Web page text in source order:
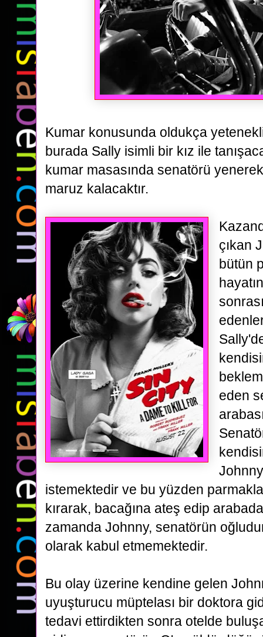
Kumar konusunda oldukça
burada Sally isimli bir kız ile
kumar masasında senatörü
maruz kalacaktır.
çıkan
bütün
eden
istemektedir ve bu yüzden
kırarak, bacağına ateş edip
zamanda Johnny, senatörün
olarak kabul etmemektedir.
Bu olay üzerine kendine gelen
uyuşturucu müptelası bir doktora
tedavi ettirdikten sonra otelde